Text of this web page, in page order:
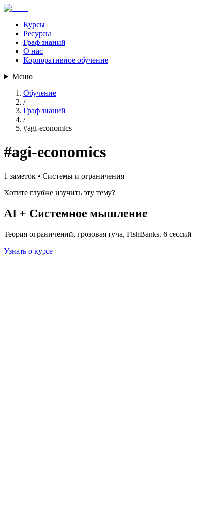
Курсы
Ресурсы
Граф знаний
О нас
Корпоративное обучение
Меню
Обучение
/
Граф знаний
/
#agi-economics
#agi-economics
1 заметок • Системы и ограничения
Хотите глубже изучить эту тему?
AI + Системное мышление
Теория ограничений, грозовая туча, FishBanks. 6 сессий
Узнать о курсе